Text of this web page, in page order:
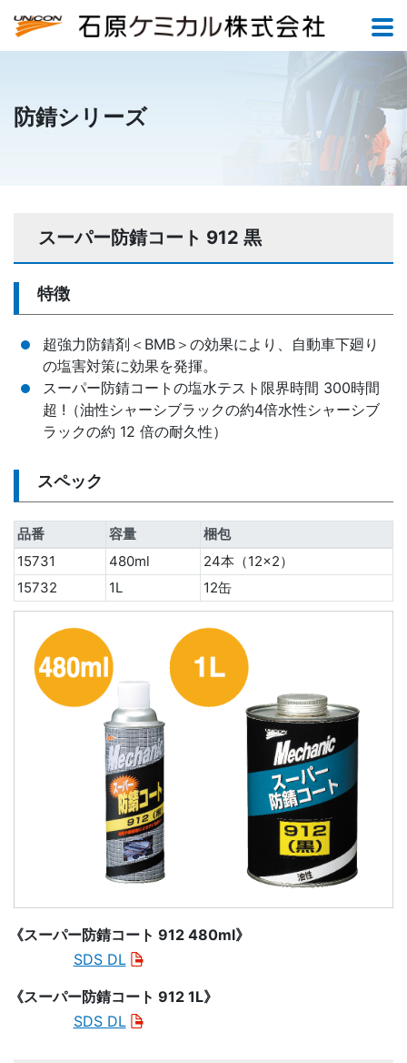
防錆シリーズ
スーパー防錆コート 912 黒
特徴
超強力防錆剤＜BMB＞の効果により、自動車下廻り
の塩害対策に効果を発揮。
スーパー防錆コートの塩水テスト限界時間 300時間
超 !（油性シャーシブラックの約4倍水性シャーシブ
ラックの約 12 倍の耐久性）
スペック
品番 容量
梱包
15731
480ml
24本（12×2）
15732
1L 12缶
《スーパー防錆コート 912 480ml》
SDS DL
《スーパー防錆コート 912 1L》
SDS DL